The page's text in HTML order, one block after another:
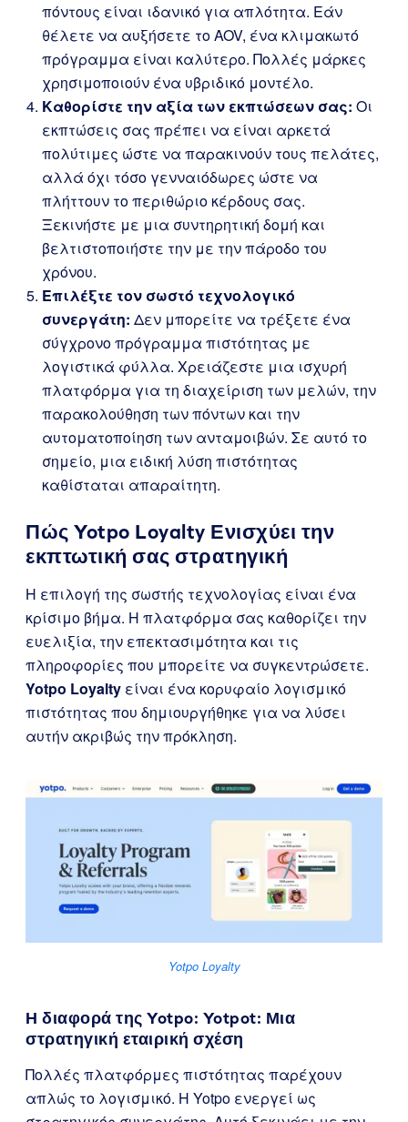
πόντους είναι ιδανικό για απλότητα. Εάν
θέλετε να αυξήσετε το AOV, ένα κλιμακωτό
πρόγραμμα είναι καλύτερο. Πολλές μάρκες
χρησιμοποιούν ένα υβριδικό μοντέλο.
Καθορίστε την αξία των εκπτώσεων σας: Οι
εκπτώσεις σας πρέπει να είναι αρκετά
πολύτιμες ώστε να παρακινούν τους πελάτες,
αλλά όχι τόσο γενναιόδωρες ώστε να
πλήττουν το περιθώριο κέρδους σας.
Ξεκινήστε με μια συντηρητική δομή και
βελτιστοποιήστε την με την πάροδο του
χρόνου.
Επιλέξτε τον σωστό τεχνολογικό
συνεργάτη: Δεν μπορείτε να τρέξετε ένα
σύγχρονο πρόγραμμα πιστότητας με
λογιστικά φύλλα. Χρειάζεστε μια ισχυρή
πλατφόρμα για τη διαχείριση των μελών, την
παρακολούθηση των πόντων και την
αυτοματοποίηση των ανταμοιβών. Σε αυτό το
σημείο, μια ειδική λύση πιστότητας
καθίσταται απαραίτητη.
Πώς Yotpo Loyalty Ενισχύει την
εκπτωτική σας στρατηγική
Η επιλογή της σωστής τεχνολογίας είναι ένα
κρίσιμο βήμα. Η πλατφόρμα σας καθορίζει την
ευελιξία, την επεκτασιμότητα και τις
πληροφορίες που μπορείτε να συγκεντρώσετε.
Yotpo Loyalty είναι ένα κορυφαίο λογισμικό
πιστότητας που δημιουργήθηκε για να λύσει
αυτήν ακριβώς την πρόκληση.
Yotpo Loyalty
Η διαφορά της Yotpo: Yotpot: Μια
στρατηγική εταιρική σχέση
Πολλές πλατφόρμες πιστότητας παρέχουν
απλώς το λογισμικό. Η Yotpo ενεργεί ως